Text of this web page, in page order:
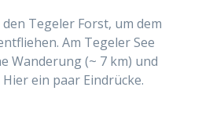
Tegeler Forst, um dem
Am Tegeler See
Wanderung (~ 7 km) und
ein paar Eindrücke.